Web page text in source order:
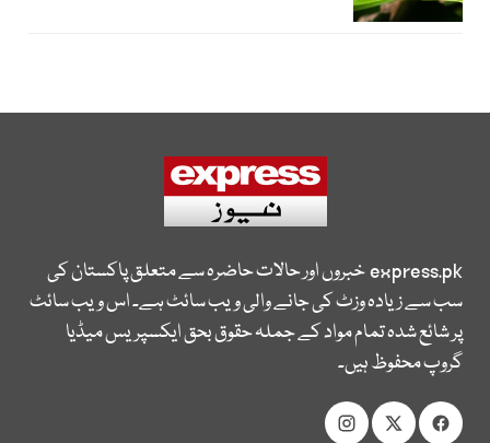
express.pkخبروں اور حالات حاضرہ سے متعلق پاکستان کی
سب سے زیادہ وزٹ کی جانے والی ویب سائٹ ہے۔ اس ویب سائٹ
پر شائع شدہ تمام مواد کے جملہ حقوق بحق ایکسپریس میڈیا
گروپ محفوظ ہیں۔